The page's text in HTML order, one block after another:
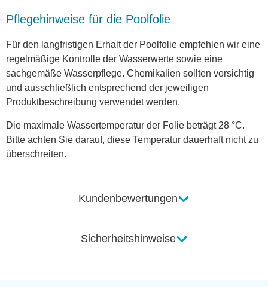
Kundenbewertungen
Sicherheitshinweise
Pflegehinweise für die Poolfolie
Für den langfristigen Erhalt der Poolfolie empfehlen wir eine
regelmäßige Kontrolle der Wasserwerte sowie eine
sachgemäße Wasserpflege. Chemikalien sollten vorsichtig
und ausschließlich entsprechend der jeweiligen
Produktbeschreibung verwendet werden.
Die maximale Wassertemperatur der Folie beträgt 28 °C.
Bitte achten Sie darauf, diese Temperatur dauerhaft nicht zu
überschreiten.